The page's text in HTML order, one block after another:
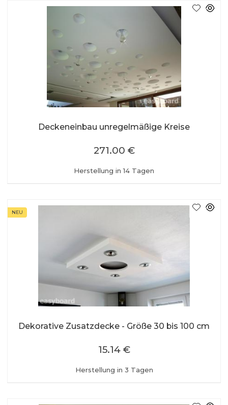
Deckeneinbau unregelmäßige Kreise
Herstellung in 14 Tagen
271.00 €
Dekorative Zusatzdecke - Größe 30 bis 100 cm
NEU
Herstellung in 3 Tagen
15.14 €